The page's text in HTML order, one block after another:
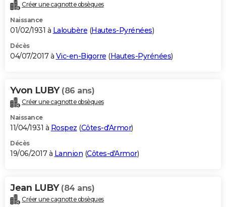
Créer une cagnotte obsèques
Naissance
01/02/1931 à Laloubère (Hautes-Pyrénées)
Décès
04/07/2017 à Vic-en-Bigorre (Hautes-Pyrénées)
Yvon LUBY (86 ans)
Créer une cagnotte obsèques
Naissance
11/04/1931 à Rospez (Côtes-d'Armor)
Décès
19/06/2017 à Lannion (Côtes-d'Armor)
Jean LUBY (84 ans)
Créer une cagnotte obsèques